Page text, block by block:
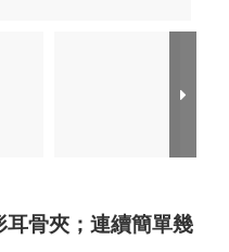
骨夾；連續簡單幾